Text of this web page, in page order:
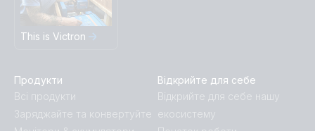
This is Victron
Продукти
Всі продукти
Заряджайте та конвертуйте
Відкрийте для себе
Відкрийте для себе нашу
екосистему